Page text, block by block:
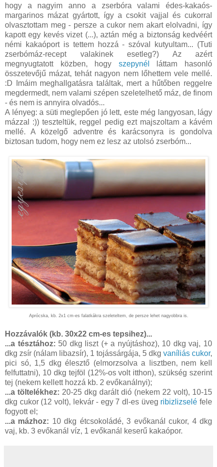
hogy a nagyim anno a zserbóra valami édes-kakaós-
margarinos mázat gyártott, így a csokit vajjal és cukorral
olvasztottam meg - persze a cukor nem akart elolvadni, így
kapott egy kevés vizet (...), aztán még a biztonság kedvéért
némi kakaóport is tettem hozzá - szóval kutyultam... (Tuti
zserbómáz-recept valakinek esetleg?) Az azért
megnyugtatott közben, hogy szepynél
láttam hasonló
összetevőjű mázat, tehát nagyon nem lőhettem vele mellé.
:D Imáim meghallgatásra találtak, mert a hűtőben reggelre
megdermedt, nem valami szépen szeletelhető máz, de finom
- és nem is annyira olvadós...
A lényeg: a süti meglepően jó lett, este még langyosan, lágy
mázzal :)) teszteltük, reggel pedig ezt majszoltam a kávém
mellé. A közelgő adventre és karácsonyra is gondolva
biztosan tudom, hogy nem ez lesz az utolsó zserbóm...
Aprócska, kb. 2x1 cm-es falatkákra szeleteltem, de persze lehet nagyobbra is.
Hozzávalók (kb. 30x22 cm-es tepsihez)...
...a tésztához: 50 dkg liszt (+ a nyújtáshoz), 10 dkg vaj, 10
dkg zsír (nálam libazsír), 1 tojássárgája, 5 dkg vaníliás cukor,
pici só, 1,5 dkg élesztő (elmorzsolva a lisztben, nem kell
felfuttatni), 10 dkg tejföl (12%-os volt itthon), szükség szerint
tej (nekem kellett hozzá kb. 2 evőkanálnyi);
...a töltelékhez: 20-25 dkg darált dió (nekem 22 volt), 10-15
dkg cukor (12 volt), lekvár - egy 7 dl-es üveg ribizlizselé fele
fogyott el;
...a mázhoz: 10 dkg étcsokoládé, 3 evőkanál cukor, 4 dkg
vaj, kb. 3 evőkanál víz, 1 evőkanál keserű kakaópor.